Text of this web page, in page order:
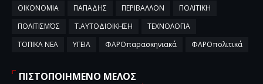
ΟΙΚΟΝΟΜΙΑ
ΠΑΠΑΔΗΣ ΠΕΡΙΒΑΛΛΟΝ
ΠΟΛΙΤΙΚΗ
ΠΟΛΙΤΙΣΜΌΣ
Τ.ΑΥΤΟΔΙΟΙΚΗΣΗ
ΤΕΧΝΟΛΟΓΙΑ
ΤΟΠΙΚΑ ΝΕΑ
ΥΓΕΙΑ ΦΑΡΟπαρασκηνιακά ΦΑΡΟπολιτικά
ΠΙΣΤΟΠΟΙΗΜΕΝΟ ΜΕΛΟΣ